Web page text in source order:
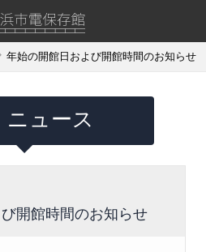
年始の開館日および開館時間のお知らせ
ニュース
開館時間のお知らせ